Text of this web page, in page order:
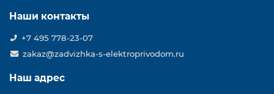
Наши контакты
+7 495 778-23-07
zakaz@zadvizhka-s-elektroprivodom.ru
Наш адрес